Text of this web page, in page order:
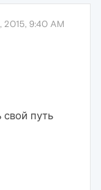
2015, 9:40 AM
путь